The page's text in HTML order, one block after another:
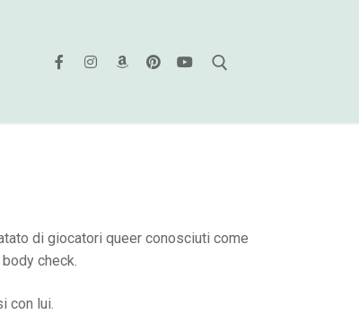
di giocatori queer conosciuti come
check.
con lui.